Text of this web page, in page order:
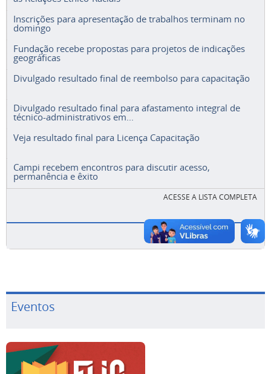
Inscrições para apresentação de trabalhos terminam no
domingo
Fundação recebe propostas para projetos de indicações
geográficas
Divulgado resultado final de reembolso para capacitação
Divulgado resultado final para afastamento integral de
técnico-administrativos em...
Veja resultado final para Licença Capacitação
Campi recebem encontros para discutir acesso,
permanência e êxito
ACESSE A LISTA COMPLETA
Eventos